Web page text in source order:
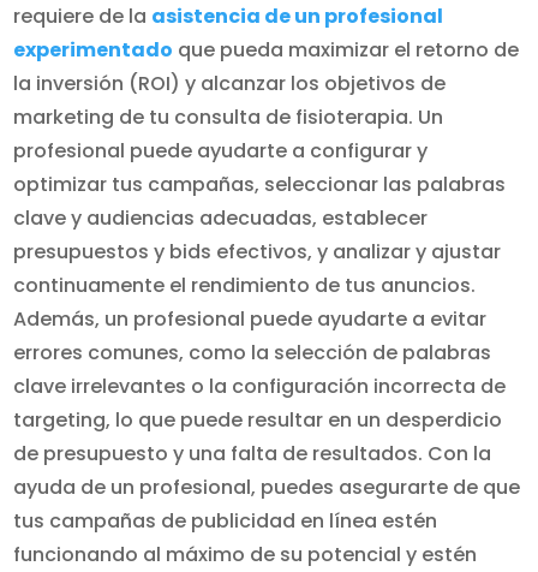
requiere de la asistencia de un profesional
experimentado que pueda maximizar el retorno de
la inversión (ROI) y alcanzar los objetivos de
marketing de tu consulta de fisioterapia. Un
profesional puede ayudarte a configurar y
optimizar tus campañas, seleccionar las palabras
clave y audiencias adecuadas, establecer
presupuestos y bids efectivos, y analizar y ajustar
continuamente el rendimiento de tus anuncios.
Además, un profesional puede ayudarte a evitar
errores comunes, como la selección de palabras
clave irrelevantes o la configuración incorrecta de
targeting, lo que puede resultar en un desperdicio
de presupuesto y una falta de resultados. Con la
ayuda de un profesional, puedes asegurarte de que
tus campañas de publicidad en línea estén
funcionando al máximo de su potencial y estén